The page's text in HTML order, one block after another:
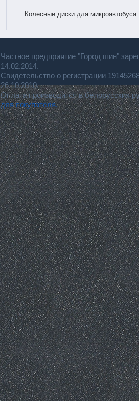
Колесные диски для микроавтобуса
Частное предприятие "Город шин"
14.02.2014.
Свидетельство о регистрации
26.10.2010.
Оплата производится в белорусских
для покупателя.